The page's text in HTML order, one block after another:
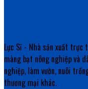
Lực Sĩ - Nhà sản xuất trực
màng bạt nông nghiệp và
nghiệp, làm vườn, nuôi
thương mại khác.